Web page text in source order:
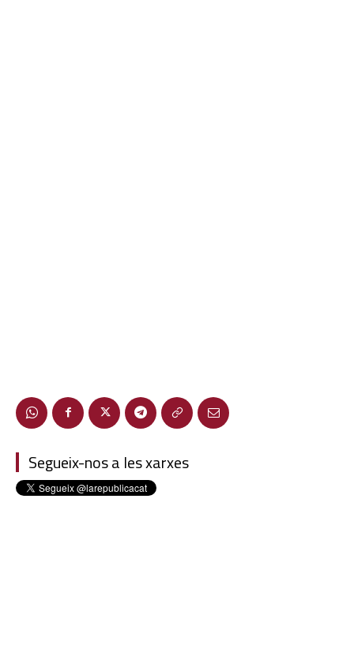
Segueix-nos a les xarxes